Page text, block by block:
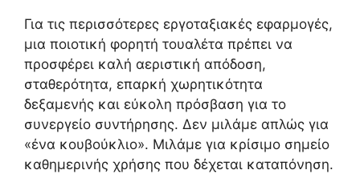
Για τις περισσότερες εργοταξιακές εφαρμογές,
μια ποιοτική φορητή τουαλέτα πρέπει να
προσφέρει καλή αεριστική απόδοση,
σταθερότητα, επαρκή χωρητικότητα
δεξαμενής και εύκολη πρόσβαση για το
συνεργείο συντήρησης. Δεν μιλάμε απλώς για
«ένα κουβούκλιο». Μιλάμε για κρίσιμο σημείο
καθημερινής χρήσης που δέχεται καταπόνηση.